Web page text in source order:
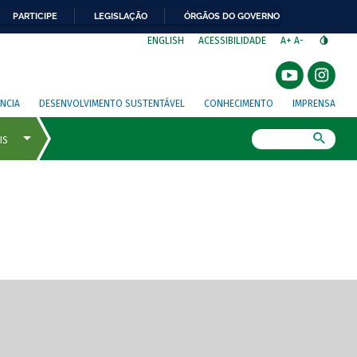
PARTICIPE LEGISLAÇÃO ÓRGÃOS DO GOVERNO
ENGLISH ACESSIBILIDADE A+ A-
DESENVOLVIMENTO SUSTENTÁVEL CONHECIMENTO IMPRENSA
de tela